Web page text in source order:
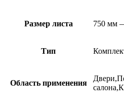
Размер листа 750 мм
Тип
Область применения